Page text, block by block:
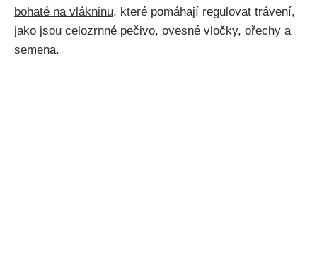
bohaté ‍na‍ vlákninu, které pomáhají regulovat trávení,
jako jsou celozrnné ‍pečivo, ovesné vločky,⁣ ořechy ‍a
semena.